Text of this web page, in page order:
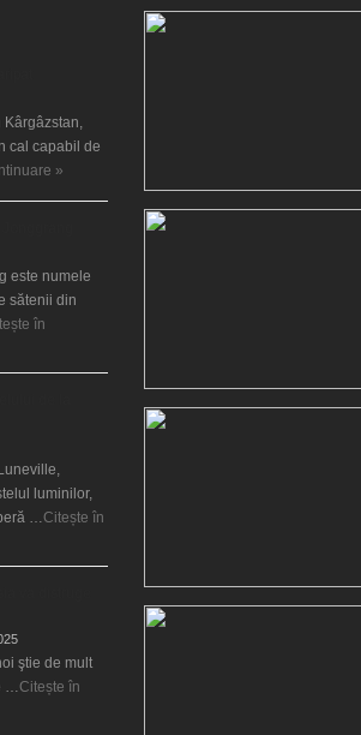
Kârgâzstan,
cal capabil de
»
este numele
sătenii din
în
luminilor,
…Citește în
ştie de mult
…Citește în